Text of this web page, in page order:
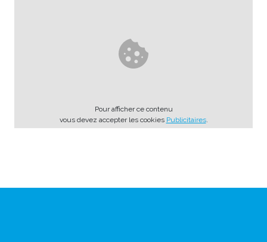
Pour afficher ce contenu
vous devez accepter les cookies Publicitaires.